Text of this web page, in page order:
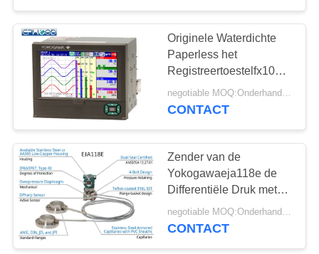
FABRIEKSTOCHT
KWALITEITSCONTROLE
NEEM
CONTACT
MET
ONS
OP
NIEUWS
Fisher Gas
Regulator
44
Differentiële
Drukzender
Originele Waterdichte
Paperless het
Registreertoestelfx1000
Reeks van Yokogawa
Japan met Cf. Kaart
negotiable MOQ:Onderhandeling
CONTACT
Zender van de
Yokogawaeja118e de
Differentiële Druk met
Verre
Diafragmaverbindingen
negotiable MOQ:Onderhandeling
CONTACT